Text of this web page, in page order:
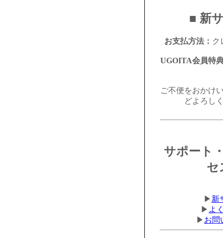
■ 新
お支払方法： ク
UGOITA会員特
ご不便をおかけ
どよろし
サポート
セ
▶ 新
▶ よ
▶ お問